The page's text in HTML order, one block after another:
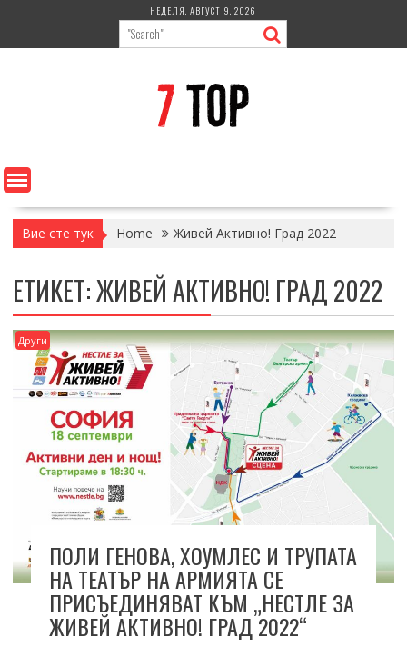
content
НЕДЕЛЯ, АВГУСТ 9, 2026
Вие сте тук Home Живей Активно! Град 2022
ЕТИКЕТ:ЖИВЕЙ АКТИВНО! ГРАД 2022
Други
ПОЛИ ГЕНОВА, ХОУМЛЕС И ТРУПАТА
НА ТЕАТЪР НА АРМИЯТА СЕ
ПРИСЪЕДИНЯВАТ КЪМ „НЕСТЛЕ ЗА
ЖИВЕЙ АКТИВНО! ГРАД 2022“